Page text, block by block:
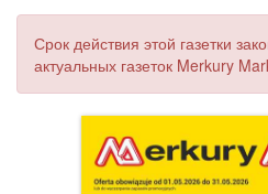
Срок действия этой газетки
актуальных газеток Merkury